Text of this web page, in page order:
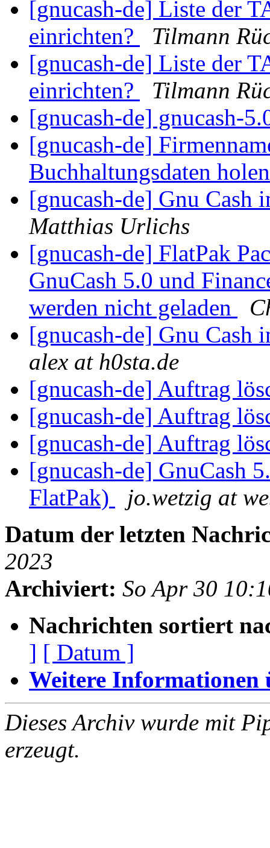
[gnucash-de] Liste der
einrichten?
Tilmann
[gnucash-de] Liste der
einrichten?
Tilmann
[gnucash-de] gnucash-
[gnucash-de]
Buchhaltungsdaten
[gnucash-de] Gnu
Matthias Urlichs
[gnucash-de] FlatPak
GnuCash 5.0 und
werden nicht geladen
[gnucash-de] Gnu
alex at h0sta.de
[gnucash-de] Auftrag
[gnucash-de] Auftrag
[gnucash-de] Auftrag
[gnucash-de] GnuCash
FlatPak)
jo.wetzig at
Datum der letzten
2023
Archiviert: So Apr 30
Nachrichten sortiert
] [ Datum ]
Weitere Informationen
Dieses Archiv wurde mit
erzeugt.